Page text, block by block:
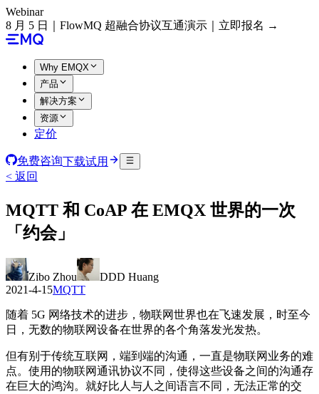
Webinar
8 月 5 日｜FlowMQ 超融合协议互通演示｜立即报名 →
Why EMQX
产品
解决方案
资源
定价
免费咨询下载试用
< 返回
MQTT 和 CoAP 在 EMQX 世界的一次
「约会」
Zibo Zhou
DDD Huang
2021-4-15MQTT
随着 5G 网络技术的进步，物联网世界也在飞速发展，时至今
日，无数的物联网设备在世界的各个角落发光发热。
但有别于传统互联网，端到端的沟通，一直是物联网业务的难
点。使用的物联网通讯协议不同，使得这些设备之间的沟通存
在巨大的鸿沟。就好比人与人之间语言不同，无法正常的交